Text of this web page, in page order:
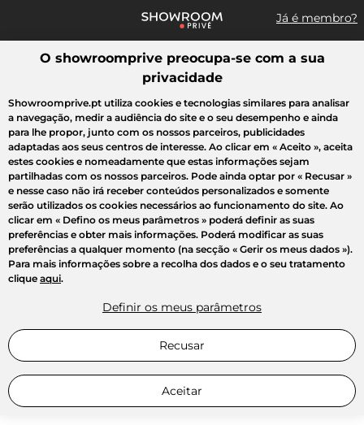
Já é membro?
Pesquisar uma marca, um artigo, uma venda...
Todas as vendas Moda Desporto Casa Criança Beleza
O showroomprive preocupa-se com a sua
privacidade
Showroomprive.pt utiliza cookies e tecnologias similares para analisar
a navegação, medir a audiência do site e o seu desempenho e ainda
para lhe propor, junto com os nossos parceiros, publicidades
adaptadas aos seus centros de interesse. Ao clicar em « Aceito », aceita
estes cookies e nomeadamente que estas informações sejam
partilhadas com os nossos parceiros. Pode ainda optar por « Recusar »
e nesse caso não irá receber conteúdos personalizados e somente
serão utilizados os cookies necessários ao funcionamento do site. Ao
clicar em « Defino os meus parâmetros » poderá definir as suas
preferências e obter mais informações. Poderá modificar as suas
preferências a qualquer momento (na secção « Gerir os meus dados »).
Para mais informações sobre a recolha dos dados e o seu tratamento
clique aqui.
Definir os meus parâmetros
Recusar
Aceitar